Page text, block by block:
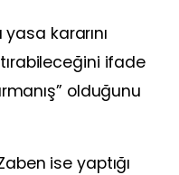
kararını
ifade
olduğunu
ise yaptığı